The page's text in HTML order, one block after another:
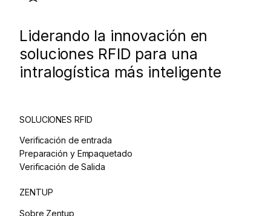
Liderando la innovación en
soluciones RFID para una
intralogística más inteligente
SOLUCIONES RFID
Verificación de entrada
Preparación y Empaquetado
Verificación de Salida
ZENTUP
Sobre Zentup